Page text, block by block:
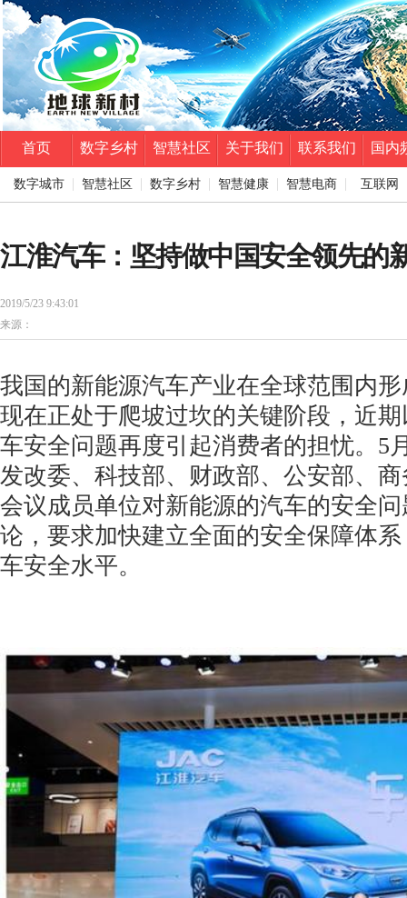
首页 数字乡村 智慧社区 关于我们 联系我们 国内
数字城市 智慧社区 数字乡村 智慧健康 智慧电商 互联网
江淮汽车：坚持做中国安全领先的
2019/5/23 9:43:01
来源：
我国的新能源汽车产业在全球范围内
现在正处于爬坡过坎的关键阶段，近
车安全问题再度引起消费者的担忧。5
发改委、科技部、财政部、公安部、
会议成员单位对新能源的汽车的安全
论，要求加快建立全面的安全保障体
车安全水平。